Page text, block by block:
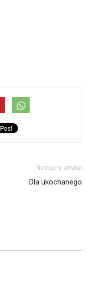
Następny artykuł
Dla ukochanego